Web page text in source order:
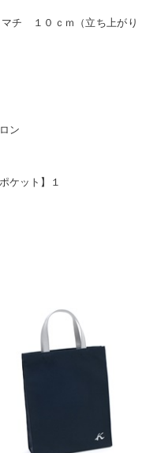
１０ｃｍ（立ち上がり
ン
ケット】１